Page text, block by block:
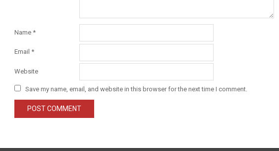
Name *
Email *
Website
Save my name, email, and website in this browser for the next time I comment.